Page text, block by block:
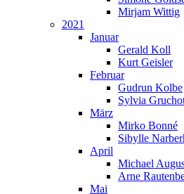
Mirjam Wittig
2021
Januar
Gerald Koll
Kurt Geisler
Februar
Gudrun Kolbe
Sylvia
März
Mirko Bonné
Sibylle
April
Michael
Arne
Mai